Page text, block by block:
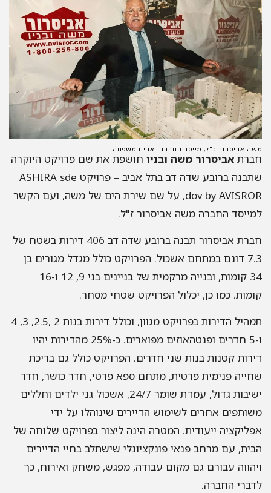
משה אביסרור ז"ל, מייסד החברה ואבי המשפחה
חברת אביסרור משה ובניו חושפת את שם פרויקט היוקרה
שתבנה ברובע שדה דב בתל אביב – פרויקט ASHIRA sde
dov by AVISROR, על שם שירת הים של משה, ועם הקשר
למייסד החברה משה אביסרור ז"ל.
חברת אביסרור תבנה ברובע שדה דב 406 דירות בשטח של
7.3 דונם במתחם אשכול. הפרויקט כולל מגדל מגורים בן
34 קומות, ובנייה מרקמית של בניינים בני 9, 12 ו-16
קומות. כמו כן, יכלול הפרויקט שטחי מסחר.
תמהיל הדירות בפרויקט מגוון, וכולל דירות בנות 2 ,2.5, 3, 4
ו-5 חדרים ופנטהאוזים מפוארים. כ-25% מהדירות יהיו
דירות קטנות בנות שני חדרים. הפרויקט כולל גם בריכת
שחייה פנימית פרטית, מתחם ספא פרטי, חדר כושר, חדר
ישיבות גדול, עמדת שומר 24/7, אשכול גני ילדים וחללים
משותפים אחרים לשימוש הדיירים שינוהלו על ידי
אפליקציה ייעודית. המטרה הינה ליצור בפרויקט שלוחה של
הבית, עם מרחב פנאי פונקציונלי שישתלב בחיי הדיירים
ויהווה עבורם גם מקום עבודה, מפגש, משחק ואירוח, כך
לדברי החברה.